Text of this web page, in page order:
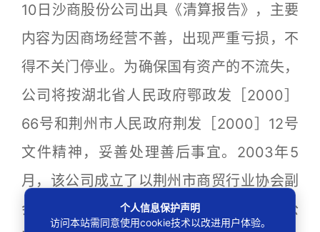
10日沙商股份公司出具《清算报告》，主要
内容为因商场经营不善，出现严重亏损，不
得不关门停业。为确保国有资产的不流失，
公司将按湖北省人民政府鄂政发［2000］
66号和荆州市人民政府荆发［2000］12号
文件精神，妥善处理善后事宜。2003年5
月，该公司成立了以荆州市商贸行业协会副
会长为组长的“沙商股份公司清算组”并对公
个人信息保护声明
访问本站需同意使用cookie技术以改进用户体验。